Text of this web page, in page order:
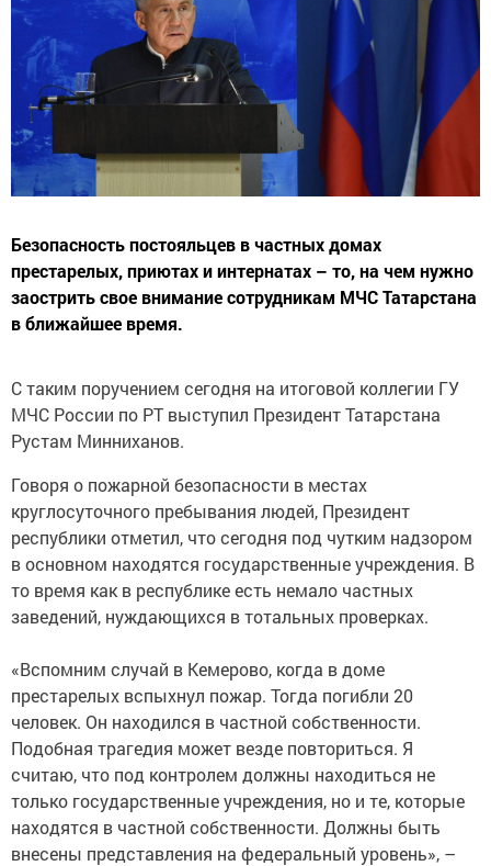
Безопасность постояльцев в частных домах
престарелых, приютах и интернатах – то, на чем нужно
заострить свое внимание сотрудникам МЧС Татарстана
в ближайшее время.
С таким поручением сегодня на итоговой коллегии ГУ
МЧС России по РТ выступил Президент Татарстана
Рустам Минниханов.
Говоря о пожарной безопасности в местах
круглосуточного пребывания людей, Президент
республики отметил, что сегодня под чутким надзором
в основном находятся государственные учреждения. В
то время как в республике есть немало частных
заведений, нуждающихся в тотальных проверках.
«Вспомним случай в Кемерово, когда в доме
престарелых вспыхнул пожар. Тогда погибли 20
человек. Он находился в частной собственности.
Подобная трагедия может везде повториться. Я
считаю, что под контролем должны находиться не
только государственные учреждения, но и те, которые
находятся в частной собственности. Должны быть
внесены представления на федеральный уровень», –